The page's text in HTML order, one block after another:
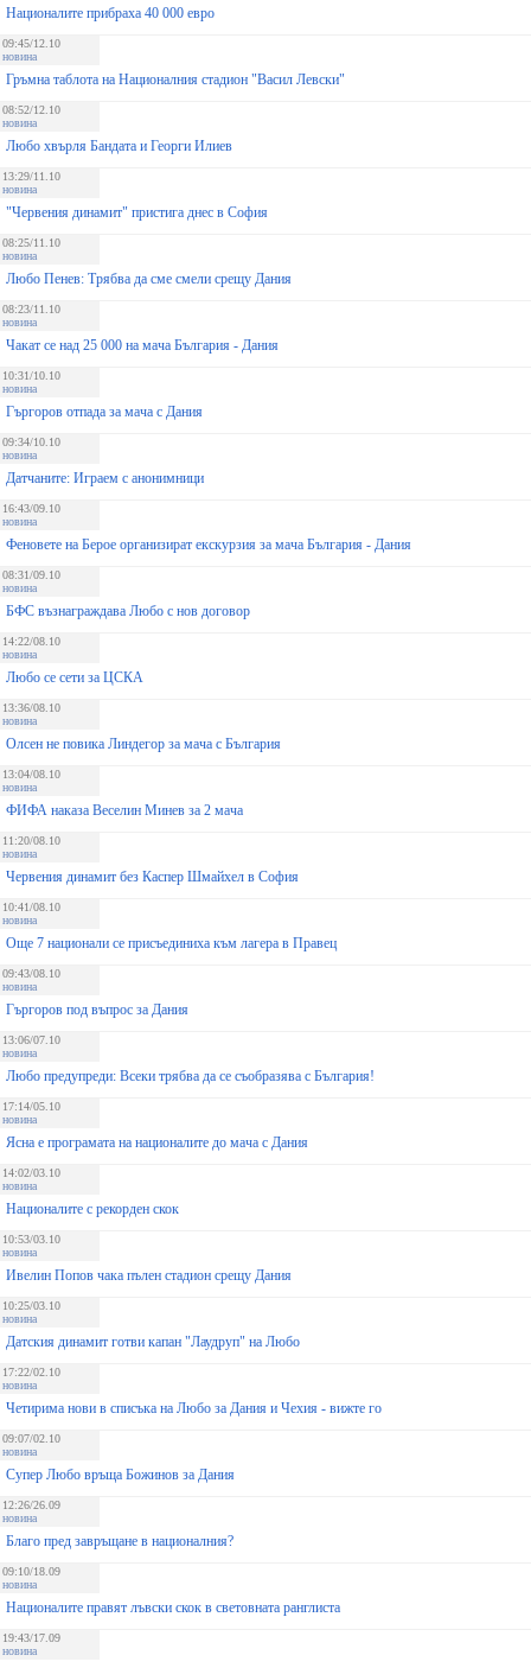
Националите прибраха 40 000 евро
09:45/12.10
новина
Гръмна таблота на Националния стадион "Васил Левски"
08:52/12.10
новина
Любо хвърля Бандата и Георги Илиев
13:29/11.10
новина
"Червения динамит" пристига днес в София
08:25/11.10
новина
Любо Пенев: Трябва да сме смели срещу Дания
08:23/11.10
новина
Чакат се над 25 000 на мача България - Дания
10:31/10.10
новина
Гъргоров отпада за мача с Дания
09:34/10.10
новина
Датчаните: Играем с анонимници
16:43/09.10
новина
Феновете на Берое организират екскурзия за мача България - Дания
08:31/09.10
новина
БФС възнаграждава Любо с нов договор
14:22/08.10
новина
Любо се сети за ЦСКА
13:36/08.10
новина
Олсен не повика Линдегор за мача с България
13:04/08.10
новина
ФИФА наказа Веселин Минев за 2 мача
11:20/08.10
новина
Червения динамит без Каспер Шмайхел в София
10:41/08.10
новина
Още 7 национали се присъединиха към лагера в Правец
09:43/08.10
новина
Гъргоров под въпрос за Дания
13:06/07.10
новина
Любо предупреди: Всеки трябва да се съобразява с България!
17:14/05.10
новина
Ясна е програмата на националите до мача с Дания
14:02/03.10
новина
Националите с рекорден скок
10:53/03.10
новина
Ивелин Попов чака пълен стадион срещу Дания
10:25/03.10
новина
Датския динамит готви капан "Лаудруп" на Любо
17:22/02.10
новина
Четирима нови в списъка на Любо за Дания и Чехия - вижте го
09:07/02.10
новина
Супер Любо връща Божинов за Дания
12:26/26.09
новина
Благо пред завръщане в националния?
09:10/18.09
новина
Националите правят лъвски скок в световната ранглиста
19:43/17.09
новина